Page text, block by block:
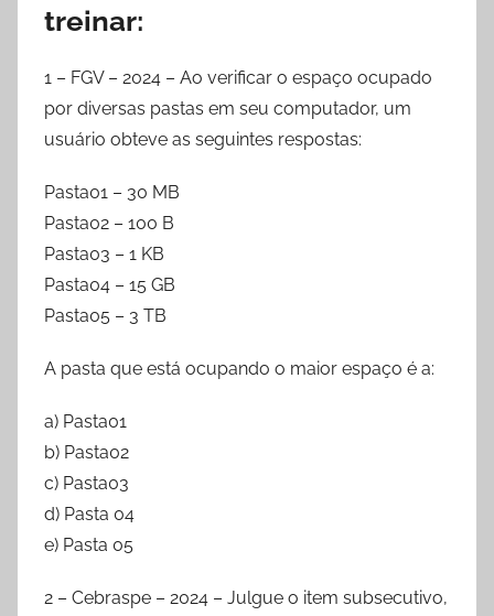
treinar:
1 – FGV – 2024 – Ao verificar o espaço ocupado
por diversas pastas em seu computador, um
usuário obteve as seguintes respostas:
Pasta01 – 30 MB
Pasta02 – 100 B
Pasta03 – 1 KB
Pasta04 – 15 GB
Pasta05 – 3 TB
A pasta que está ocupando o maior espaço é a:
a) Pasta01
b) Pasta02
c) Pasta03
d) Pasta 04
e) Pasta 05
2 – Cebraspe – 2024 – Julgue o item subsecutivo,